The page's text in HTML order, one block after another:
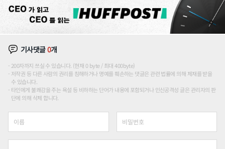
기사댓글0개
200자까지 쓰실 수 있습니다. (현재 0 byte / 최대 400byte)
저작권 등 다른 사람의 권리를 침해하거나 명예를 훼손하는 댓글은 관련 법률에 의해 제재를 받을
수 있습니다.
타인에게 불쾌감을 주는 욕설 등 비하하는 단어가 내용에 포함되거나 인신공격성 글은 관리자의 판
단에 의해 삭제 합니다.